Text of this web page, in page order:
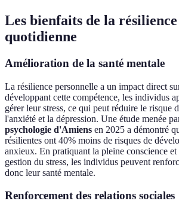
Les bienfaits de la
quotidienne
Amélioration de la santé mentale
La résilience personnelle a un impact direct
développant cette compétence, les individus
gérer leur stress, ce qui peut réduire le risque
l'anxiété et la dépression. Une étude menée
psychologie d'Amiens en 2025 a démontré
résilientes ont 40% moins de risques de
anxieux. En pratiquant la pleine conscience et
gestion du stress, les individus peuvent
donc leur santé mentale.
Renforcement des relations sociales